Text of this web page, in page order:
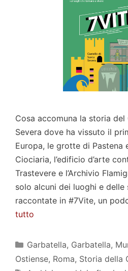
Cosa accomuna la storia del
Severa dove ha vissuto il
Europa, le grotte di Pastena
Ciociaria, l’edificio d’arte
Trastevere e l’Archivio
solo alcuni dei luoghi e
raccontate in #7Vite, un
tutto
Categorie
Garbatella, Garbatella,
Ostiense, Roma, Storia della